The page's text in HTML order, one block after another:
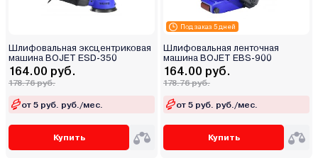
Шлифовальная эксцентриковая
машина BOJET ESD-350
164.00 руб.
178.76 руб.
от 5 руб. руб./мес.
Купить
Под заказ 5 дней
Шлифовальная ленточная
машина BOJET EBS-900
164.00 руб.
178.76 руб.
от 5 руб. руб./мес.
Купить